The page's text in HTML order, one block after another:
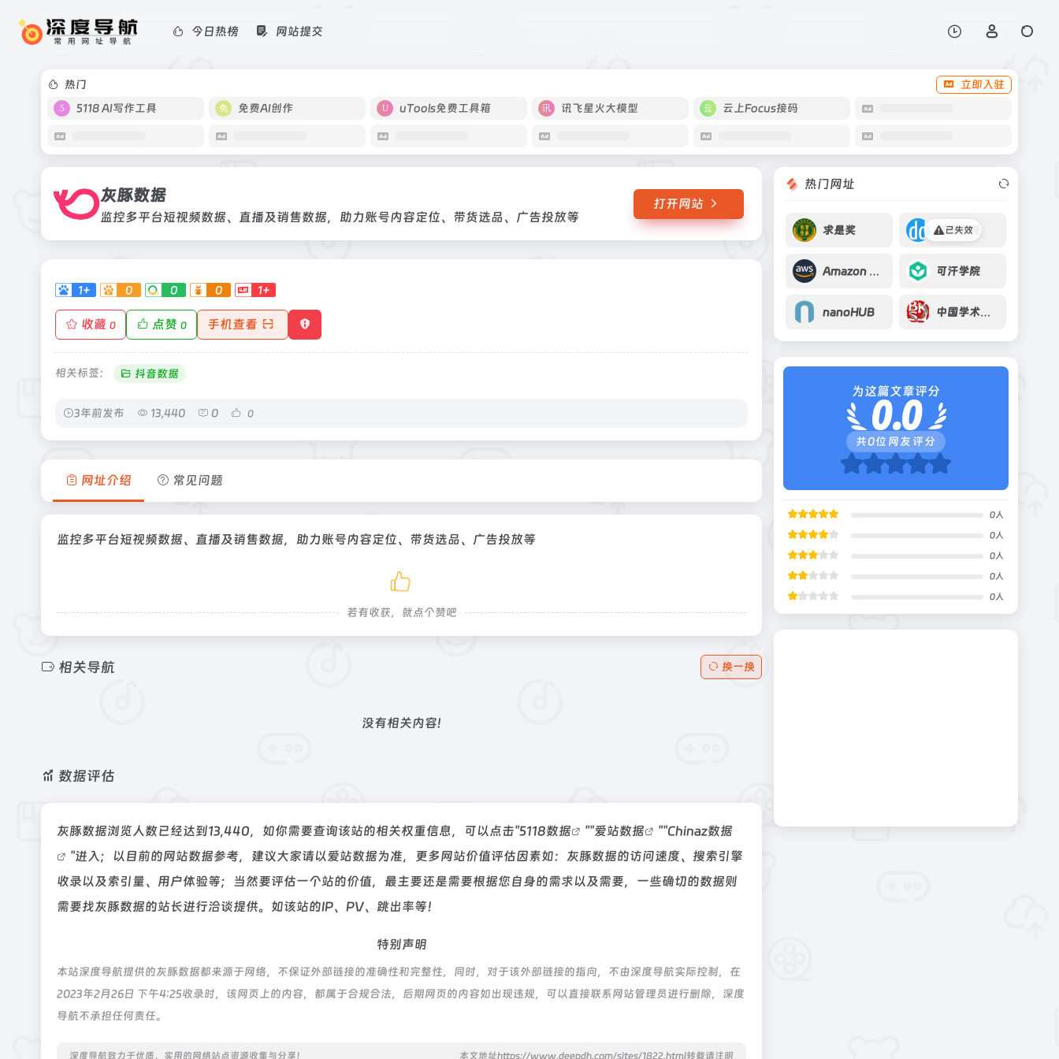
今日热榜 网站提交
热门
立即入驻
5118 AI写作工具
免费AI创作 uTools免费工具箱 讯飞星火大模型 云上Focus接码
灰豚数据
监控多平台短视频数据、直播及销售数据，助力账号内容定位、带货选品、广告投放等
打开网站
1+ 0 0 0 1+
收藏 0 点赞 0 手机查看
相关标签： 抖音数据
3年前发布 13,440 0 0
网址介绍 常见问题
监控多平台短视频数据、直播及销售数据，助力账号内容定位、带货选品、广告投放等
若有收获，就点个赞吧
相关导航 换一换
没有相关内容!
数据评估
灰豚数据浏览人数已经达到13,440，如你需要查询该站的相关权重信息，可以点击"5118数据 ""爱站数据 ""Chinaz数据
"进入；以目前的网站数据参考，建议大家请以爱站数据为准，更多网站价值评估因素如：灰豚数据的访问速度、搜索引擎
收录以及索引量、用户体验等；当然要评估一个站的价值，最主要还是需要根据您自身的需求以及需要，一些确切的数据则
需要找灰豚数据的站长进行洽谈提供。如该站的IP、PV、跳出率等！
特别声明
本站深度导航提供的灰豚数据都来源于网络，不保证外部链接的准确性和完整性，同时，对于该外部链接的指向，不由深度导航实际控制，在
2023年2月26日 下午4:25收录时，该网页上的内容，都属于合规合法，后期网页的内容如出现违规，可以直接联系网站管理员进行删除，深度
导航不承担任何责任。
深度导航致力于优质、实用的网络站点资源收集与分享！ 本文地址https://www.deepdh.com/sites/1822.html转载请注明
热门网址
求是奖 已失效
低端影视
Amazon CodeWhisperer 可汗学院
nanoHUB 中国学术会议报道
为这篇文章评分
0.0
共0位网友评分
0人
0人
0人
0人
0人